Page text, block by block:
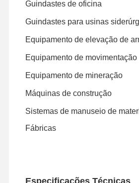
Equipamento de transporte
Dispositivos de elevação
Acessórios para guindastes
Guindastes de oficina
Guindastes para usinas
Equipamento de elevação de
Equipamento de movimentação
Equipamento de mineração
Máquinas de construção
Sistemas de manuseio de
Fábricas
Especificações Técnicas